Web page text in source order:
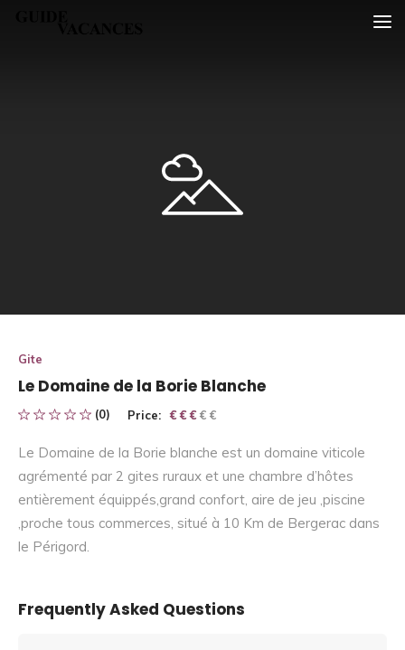
Gite
Le Domaine de la Borie Blanche
(0) Price: € € € € €
€ € €
Le Domaine de la Borie blanche est un domaine viticole
agrémenté par 2 gites ruraux et une chambre d’hôtes
entièrement équippés,grand confort, aire de jeu ,piscine
,proche tous commerces, situé à 10 Km de Bergerac dans
le Périgord.
Frequently Asked Questions